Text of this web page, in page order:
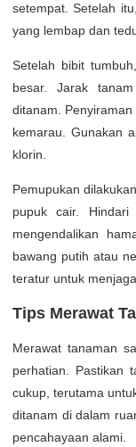
setempat. Setelah
yang lembap dan
Setelah bibit
besar. Jarak
ditanam.
kemarau. Gunakan
klorin.
Pemupukan
pupuk cair.
mengendalikan
bawang putih atau
teratur untuk
Tips Merawat
Merawat tanaman
perhatian. Pastikan
cukup, terutama
ditanam di dalam
pencahayaan alami.